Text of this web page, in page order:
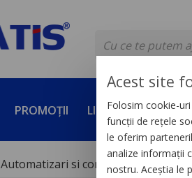
PROMOȚII LICHIDĂRI DE STOC
Automatizari si control industrial
Acest site
Folosim cookie-
funcții de rețele
le oferim
analize informații
nostru. Aceștia le